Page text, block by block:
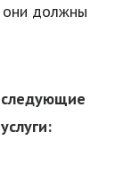
они должны